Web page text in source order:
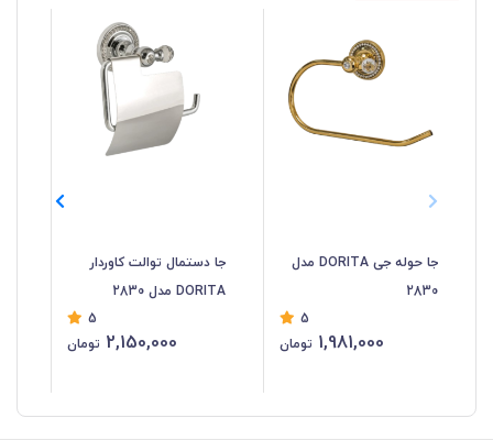
جا حوله جی DORITA مدل
2830
5
1,981,000 تومان
جا دستمال توالت کاوردار
DORITA مدل 2830
5
2,150,000 تومان